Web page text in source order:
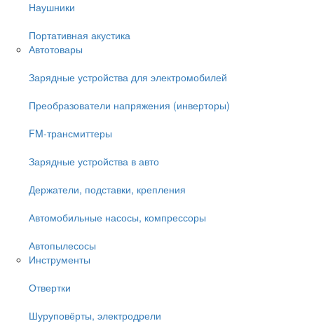
Наушники
Портативная акустика
Автотовары
Зарядные устройства для электромобилей
Преобразователи напряжения (инверторы)
FM-трансмиттеры
Зарядные устройства в авто
Держатели, подставки, крепления
Автомобильные насосы, компрессоры
Автопылесосы
Инструменты
Отвертки
Шуруповёрты, электродрели